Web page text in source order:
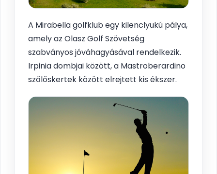
A Mirabella golfklub egy kilenclyukú pálya,
amely az Olasz Golf Szövetség
szabványos jóváhagyásával rendelkezik.
Irpinia dombjai között, a Mastroberardino
szőlőskertek között elrejtett kis ékszer.